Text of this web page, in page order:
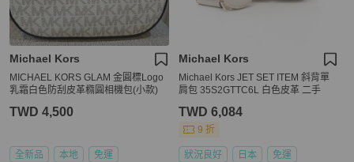
Michael Kors
MICHAEL KORS GLAM 金圓標Logo
乳霜白色防刮皮革橢圓相機包(小款)
TWD 4,500
全新品 本地 免運
Michael Kors
Michael Kors JET SET ITEM 斜背單
肩包 35S2GTTC6L 白色皮革 二手
TWD 6,084
9 折
狀況良好 日本 免運